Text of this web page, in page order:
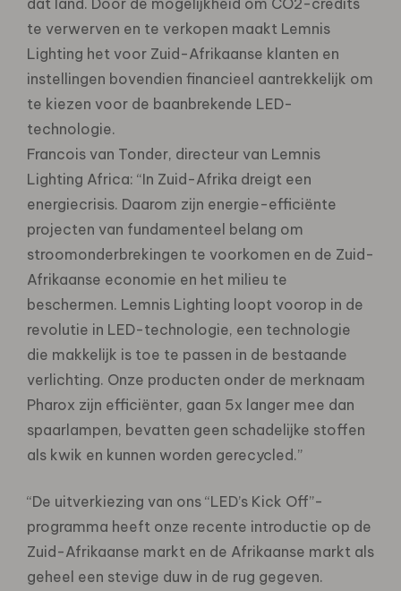
te verwerven en te verkopen maakt Lemnis
Lighting het voor Zuid-Afrikaanse klanten en
instellingen bovendien financieel aantrekkelijk om
te kiezen voor de baanbrekende LED-
technologie.
Francois van Tonder, directeur van Lemnis
Lighting Africa: “In Zuid-Afrika dreigt een
energiecrisis. Daarom zijn energie-efficiënte
projecten van fundamenteel belang om
stroomonderbrekingen te voorkomen en de Zuid-
Afrikaanse economie en het milieu te
beschermen. Lemnis Lighting loopt voorop in de
revolutie in LED-technologie, een technologie
die makkelijk is toe te passen in de bestaande
verlichting. Onze producten onder de merknaam
Pharox zijn efficiënter, gaan 5x langer mee dan
spaarlampen, bevatten geen schadelijke stoffen
als kwik en kunnen worden gerecycled.”
“De uitverkiezing van ons “LED’s Kick Off”-
programma heeft onze recente introductie op de
Zuid-Afrikaanse markt en de Afrikaanse markt als
geheel een stevige duw in de rug gegeven.